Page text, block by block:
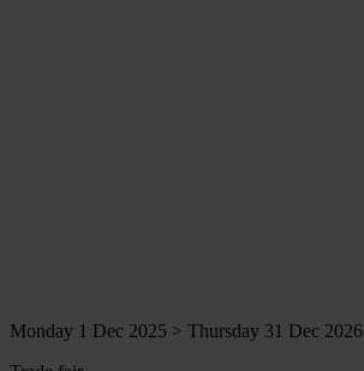
Monday 1 Dec 2025 > Thursday 31 Dec 2026